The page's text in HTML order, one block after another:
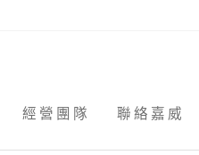
經營團隊 聯絡嘉威